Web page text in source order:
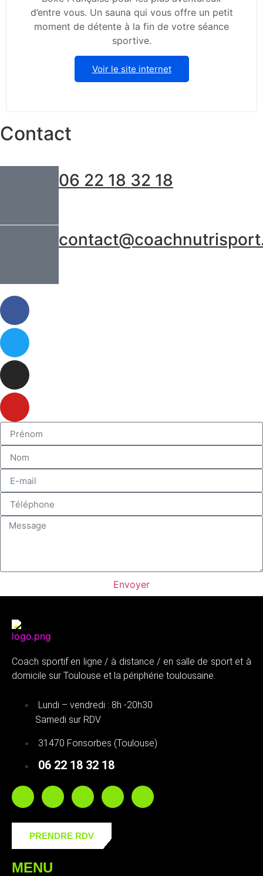
d’entre vous. Un sauna qui vous offre un petit
moment de détente à la fin de votre séance
sportive.
Voir le site internet
Contact
06 22 18 32 18
Envoyer
Coach sportif en ligne / à distance / en salle de sport et à
domicile sur Toulouse et la périphérie toulousaine.
Lundi – vendredi : 8h -20h30
Samedi sur RDV
31470 Fonsorbes (Toulouse)
06 22 18 32 18
PRENDRE RDV
MENU